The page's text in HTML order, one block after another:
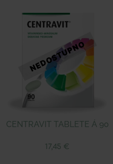
CENTRAVIT TABLETE Á 90
17,45 €